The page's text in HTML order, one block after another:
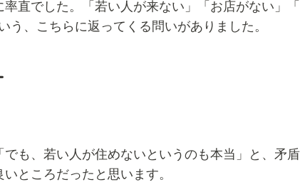
直でした。「若い人が来ない」「お店がない」
う、こちらに返ってくる問いがありました。
も、若い人が住めないというのも本当」と、矛
ところだったと思います。